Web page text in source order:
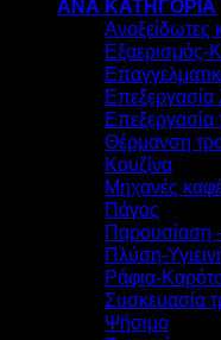
ΑΝΑ ΚΑΤΗΓΟΡΙΑ
Ανοξείδωτες
Εξαερισμός-
Επεξεργασία
Επεξεργασία
Θέρμανση
Κουζίνα
Μηχανές
Πάγος
Παρουσίαση
Πλύση-
Ράφια-
Συσκευασία
Ψήσιμο